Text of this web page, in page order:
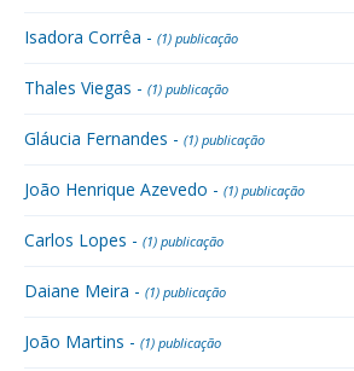
Isadora Corrêa - (1) publicação
Thales Viegas - (1) publicação
Gláucia Fernandes - (1) publicação
João Henrique Azevedo - (1) publicação
Carlos Lopes - (1) publicação
Daiane Meira - (1) publicação
João Martins - (1) publicação